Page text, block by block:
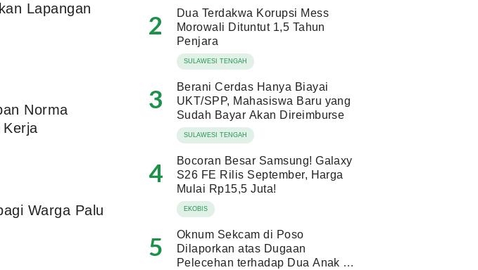
Lapangan
Norma
Warga Palu
2
Dua Terdakwa Korupsi Mess
Morowali Dituntut 1,5 Tahun
Penjara
SULAWESI TENGAH
3
Berani Cerdas Hanya Biayai
UKT/SPP, Mahasiswa Baru yang
Sudah Bayar Akan Direimburse
SULAWESI TENGAH
4
Bocoran Besar Samsung! Galaxy
S26 FE Rilis September, Harga
Mulai Rp15,5 Juta!
EKOBIS
5
Oknum Sekcam di Poso
Dilaporkan atas Dugaan
Pelecehan terhadap Dua Anak di